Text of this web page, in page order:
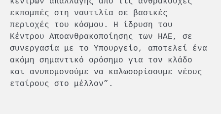
εκπομπές στη ναυτιλία σε βασικές
περιοχές του κόσμου. Η ίδρυση του
Κέντρου Αποανθρακοποίησης των ΗΑΕ, σε
συνεργασία με το Υπουργείο, αποτελεί ένα
ακόμη σημαντικό ορόσημο για τον κλάδο
και ανυπομονούμε να καλωσορίσουμε νέους
εταίρους στο μέλλον”.